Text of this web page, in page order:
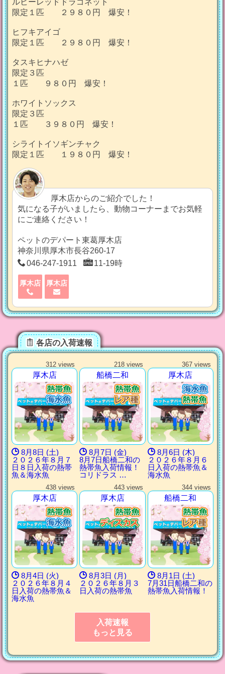
ルビーレッドドラゴネット
限定１匹 ２９８０円 爆安！
ヒフキアイゴ
限定１匹 ２９８０円 爆安！
タスキヒナハゼ
限定３匹
１匹 ９８０円 爆安！
ホワイトソックス
限定３匹
１匹 ３９８０円 爆安！
シライトイソギンチャク
限定１匹 １９８０円 爆安！
厚木店からのご紹介でした！
気になる子がいましたら、動物コーナーまでお気軽
にご連絡ください！
ペットのデパート東葛厚木店
神奈川県厚木市長谷260-17
046-247-1911
11-19時
厚木店 厚木店
各店の入荷速報
312 views
厚木店
8月8日 (土)
２０２６年８月７
日８日入荷の熱帯
魚＆海水魚
218 views
船橋二和
8月7日 (金)
8月7日船橋二和の
熱帯魚入荷情報！
コリドラス …
367 views
厚木店
8月6日 (木)
２０２６年８月６
日入荷の熱帯魚＆
海水魚
438 views
厚木店
8月4日 (火)
２０２６年８月４
日入荷の熱帯魚＆
海水魚
443 views
厚木店
8月3日 (月)
２０２６年８月３
日入荷の熱帯魚
344 views
船橋二和
8月1日 (土)
7月31日船橋二和の
熱帯魚入荷情報！
入荷速報
もっと見る